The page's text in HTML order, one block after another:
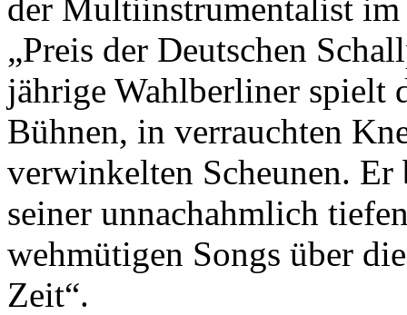
der Multiinstrumentalist im
„Preis der Deutschen
jährige Wahlberliner spielt
Bühnen, in verrauchten
verwinkelten Scheunen.
seiner unnachahmlich
wehmütigen Songs über
Zeit“.